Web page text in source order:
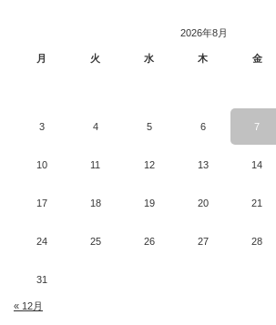
2026年8月
月 火 水 木 金
3 4 5 6 7
10 11 12 13 14
17 18 19 20 21
24 25 26 27 28
31
« 12月